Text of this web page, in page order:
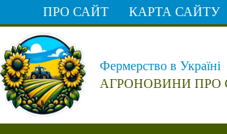
Перейти
вмісту
ПРО САЙТ КАРТА САЙТУ
Фермерство в Україні
АГРОНОВИНИ ПРО